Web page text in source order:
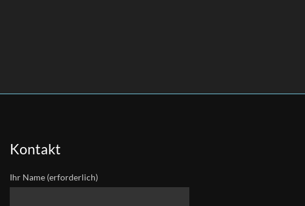
Kontakt
Ihr Name (erforderlich)